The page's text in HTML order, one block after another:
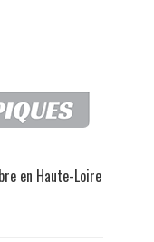
en Haute-Loire